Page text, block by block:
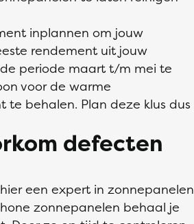
inplannen om jouw
rendement uit jouw
periode maart t/m mei te
voor de warme
behalen. Plan deze klus dus
defecten
een expert in zonnepanelen
zonnepanelen behaal je